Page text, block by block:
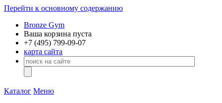
Перейти к основному содержанию
Bronze Gym
Ваша корзина пуста
+7 (495) 799-09-07
карта сайта
Каталог Меню